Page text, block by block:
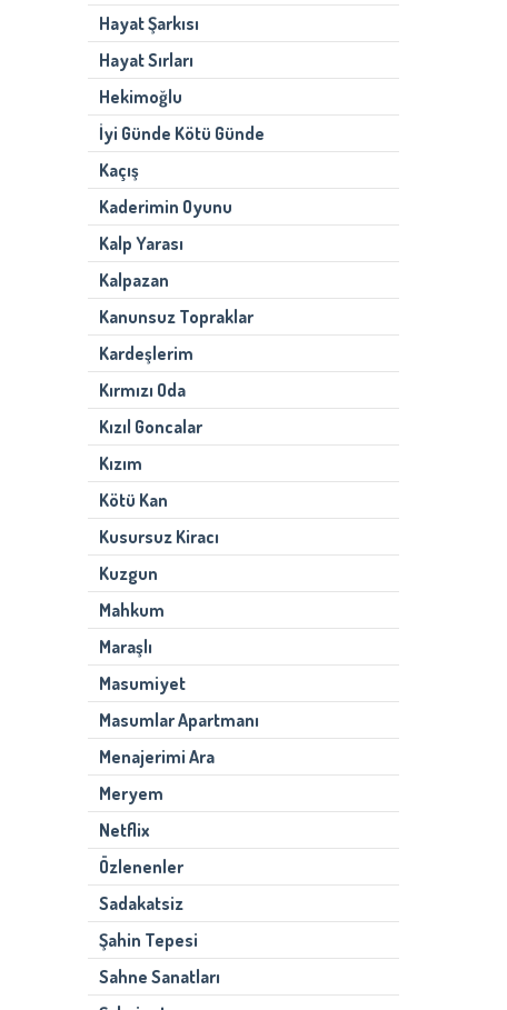
Hayat Şarkısı
Hayat Sırları
Hekimoğlu
İyi Günde Kötü Günde
Kaçış
Kaderimin Oyunu
Kalp Yarası
Kalpazan
Kanunsuz Topraklar
Kardeşlerim
Kırmızı Oda
Kızıl Goncalar
Kızım
Kötü Kan
Kusursuz Kiracı
Kuzgun
Mahkum
Maraşlı
Masumiyet
Masumlar Apartmanı
Menajerimi Ara
Meryem
Netflix
Özlenenler
Sadakatsiz
Şahin Tepesi
Sahne Sanatları